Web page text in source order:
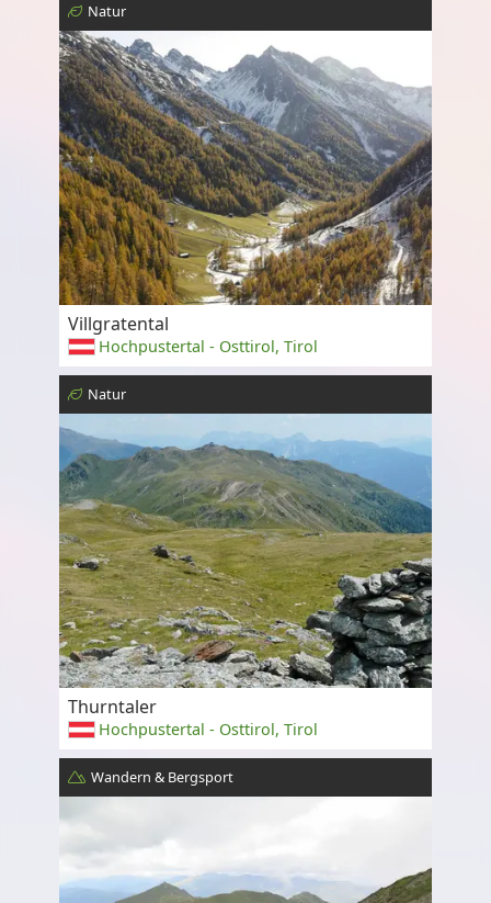
Natur
Villgratental
Hochpustertal - Osttirol, Tirol
Natur
Thurntaler
Hochpustertal - Osttirol, Tirol
Wandern & Bergsport